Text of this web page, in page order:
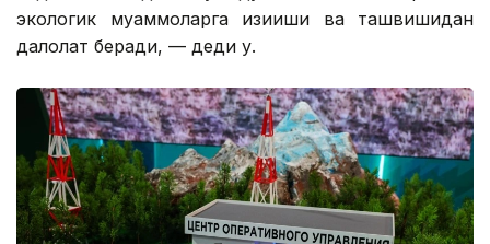
экологик муаммоларга қизиқиши ва ташвишидан
далолат беради, — деди у.